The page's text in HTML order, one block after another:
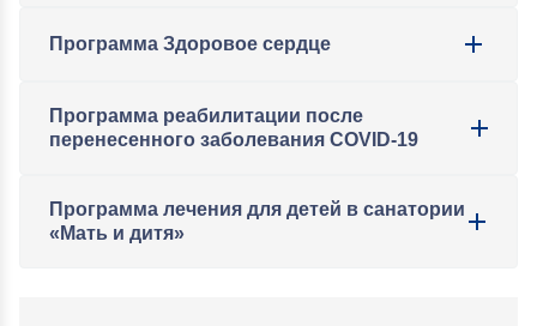
Программа Здоровое сердце
Программа реабилитации после
перенесенного заболевания COVID-19
Программа лечения для детей в санатории
«Мать и дитя»